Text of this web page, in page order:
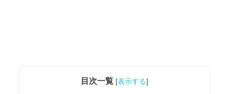
目次一覧 [表示する]